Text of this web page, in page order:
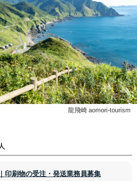
龍飛崎 aomori-tourism
印刷物の受注・発送業務員募集